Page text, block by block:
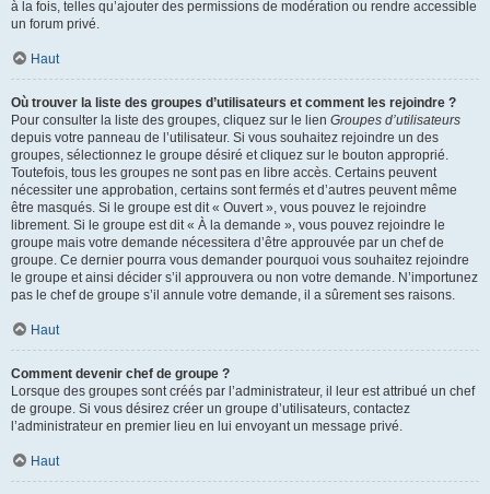
à la fois, telles qu’ajouter des permissions de modération ou rendre accessible
un forum privé.
Haut
Où trouver la liste des groupes d’utilisateurs et comment les rejoindre ?
Pour consulter la liste des groupes, cliquez sur le lien Groupes d’utilisateurs
depuis votre panneau de l’utilisateur. Si vous souhaitez rejoindre un des
groupes, sélectionnez le groupe désiré et cliquez sur le bouton approprié.
Toutefois, tous les groupes ne sont pas en libre accès. Certains peuvent
nécessiter une approbation, certains sont fermés et d’autres peuvent même
être masqués. Si le groupe est dit « Ouvert », vous pouvez le rejoindre
librement. Si le groupe est dit « À la demande », vous pouvez rejoindre le
groupe mais votre demande nécessitera d’être approuvée par un chef de
groupe. Ce dernier pourra vous demander pourquoi vous souhaitez rejoindre
le groupe et ainsi décider s’il approuvera ou non votre demande. N’importunez
pas le chef de groupe s’il annule votre demande, il a sûrement ses raisons.
Haut
Comment devenir chef de groupe ?
Lorsque des groupes sont créés par l’administrateur, il leur est attribué un chef
de groupe. Si vous désirez créer un groupe d’utilisateurs, contactez
l’administrateur en premier lieu en lui envoyant un message privé.
Haut